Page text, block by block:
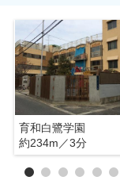
育和白鷺学園
約234m／3分